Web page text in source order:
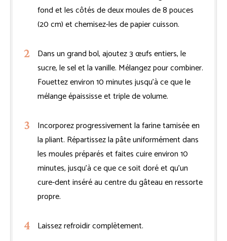
fond et les côtés de deux moules de 8 pouces
(20 cm) et chemisez-les de papier cuisson.
Dans un grand bol, ajoutez 3 œufs entiers, le
sucre, le sel et la vanille. Mélangez pour combiner.
Fouettez environ 10 minutes jusqu’à ce que le
mélange épaississe et triple de volume.
Incorporez progressivement la farine tamisée en
la pliant. Répartissez la pâte uniformément dans
les moules préparés et faites cuire environ 10
minutes, jusqu’à ce que ce soit doré et qu’un
cure-dent inséré au centre du gâteau en ressorte
propre.
Laissez refroidir complètement.